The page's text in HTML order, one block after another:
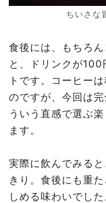
ちいさな
食後には、もちろ
と、ドリンクが100
トです。コーヒー
のですが、今回は完
ういう直感で選ぶ
ます。
実際に飲んでみる
きり。食後にも重
しめる味わいでし